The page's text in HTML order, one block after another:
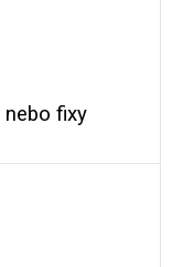
nebo fixy